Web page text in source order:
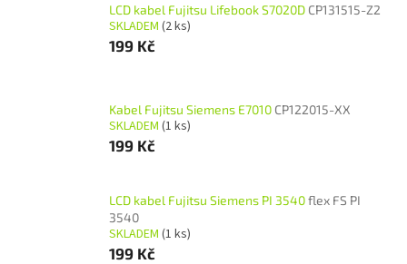
LCD kabel Fujitsu Lifebook S7020D CP131515-Z2
SKLADEM (2 ks)
199 Kč
Kabel Fujitsu Siemens E7010 CP122015-XX
SKLADEM (1 ks)
199 Kč
LCD kabel Fujitsu Siemens PI 3540flex FS PI
3540
SKLADEM (1 ks)
199 Kč